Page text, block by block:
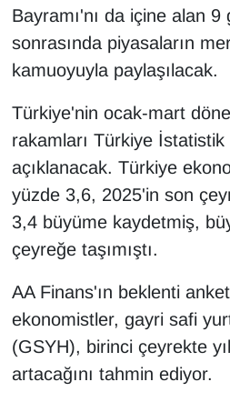
Bayramı'nı da içine alan 9
sonrasında piyasaların
kamuoyuyla paylaşılacak.
Türkiye'nin ocak-mart
rakamları Türkiye
açıklanacak. Türkiye
yüzde 3,6, 2025'in son
3,4 büyüme kaydetmiş,
çeyreğe taşımıştı.
AA Finans'ın beklenti
ekonomistler, gayri safi
(GSYH), birinci çeyrekte
artacağını tahmin ediyor.
Kadın
Kim Kimdir?
Kültür & Sanat
KURDÎ
MAGAZİN
MEDYA
ONE EKONOMİ